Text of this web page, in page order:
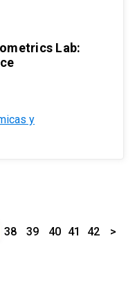
Lab:
y
38 39 40 41 42 >